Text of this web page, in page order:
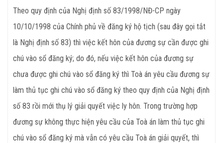
Theo quy định của Nghị định số 83/1998/NĐ-CP ngày
10/10/1998 của Chính phủ về đăng ký hộ tịch (sau đây gọi tắt
là Nghị định số 83) thì việc kết hôn của đương sự cần được ghi
chú vào sổ đăng ký; do đó, nếu việc kết hôn của đương sự
chưa được ghi chú vào sổ đăng ký thì Toà án yêu cầu đương sự
làm thủ tục ghi chú vào sổ đăng ký theo quy định của Nghị định
số 83 rồi mới thụ lý giải quyết việc ly hôn. Trong trường hợp
đương sự không thực hiện yêu cầu của Toà án làm thủ tục ghi
chú vào sổ đăng ký mà vẫn có yêu cầu Toà án giải quyết, thì